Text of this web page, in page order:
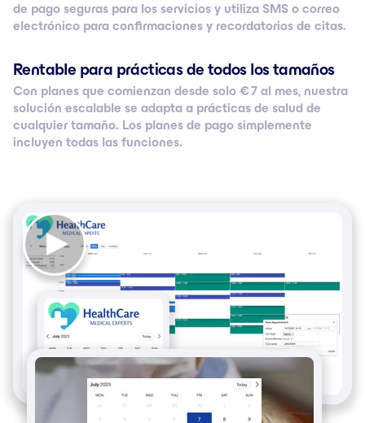
de pago seguras para los servicios y utiliza SMS o correo
electrónico para confirmaciones y recordatorios de citas.
Rentable para prácticas de todos los tamaños
Con planes que comienzan desde solo € 7 al mes, nuestra
solución escalable se adapta a prácticas de salud de
cualquier tamaño. Los planes de pago simplemente
incluyen todas las funciones.